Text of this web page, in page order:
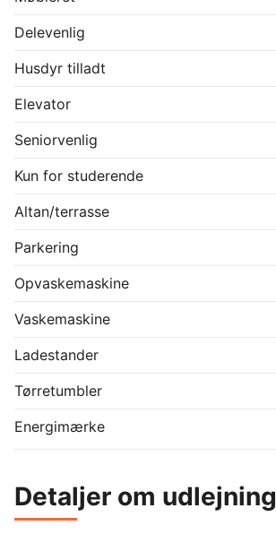
Delevenlig
Husdyr tilladt
Elevator
Seniorvenlig
Kun for studerende
Altan/terrasse
Parkering
Opvaskemaskine
Vaskemaskine
Ladestander
Tørretumbler
Energimærke
Detaljer om udlejning